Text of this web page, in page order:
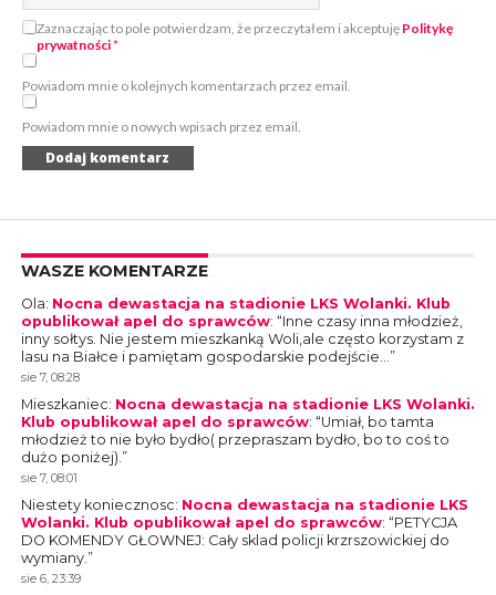
Zaznaczając to pole potwierdzam, że przeczytałem i akceptuję Politykę
prywatności*
Powiadom mnie o kolejnych komentarzach przez email.
Powiadom mnie o nowych wpisach przez email.
WASZE KOMENTARZE
Ola: Nocna dewastacja na stadionie LKS Wolanki. Klub
opublikował apel do sprawców: “Inne czasy inna młodzież,
inny sołtys. Nie jestem mieszkanką Woli,ale często korzystam z
lasu na Białce i pamiętam gospodarskie podejście… ”
sie 7, 08:28
Mieszkaniec: Nocna dewastacja na stadionie LKS Wolanki.
Klub opublikował apel do sprawców: “Umiał, bo tamta
młodzież to nie było bydło( przepraszam bydło, bo to coś to
dużo poniżej). ”
sie 7, 08:01
Niestety koniecznosc: Nocna dewastacja na stadionie LKS
Wolanki. Klub opublikował apel do sprawców: “PETYCJA
DO KOMENDY GŁOWNEJ: Cały sklad policji krzrszowickiej do
wymiany. ”
sie 6, 23:39